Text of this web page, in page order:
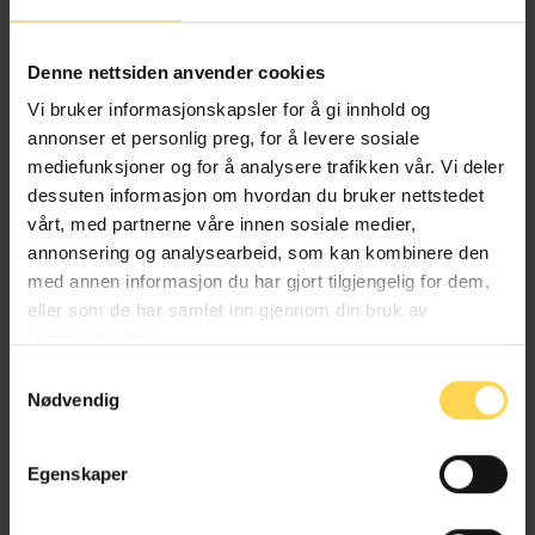
Denne nettsiden anvender cookies
Vi bruker informasjonskapsler for å gi innhold og
annonser et personlig preg, for å levere sosiale
mediefunksjoner og for å analysere trafikken vår. Vi deler
dessuten informasjon om hvordan du bruker nettstedet
vårt, med partnerne våre innen sosiale medier,
annonsering og analysearbeid, som kan kombinere den
med annen informasjon du har gjort tilgjengelig for dem,
eller som de har samlet inn gjennom din bruk av
Nødvendig
Egenskaper
Øyvind Eidissen
Partner, Advokatfirmaet Schjødt
Thomas Hagen